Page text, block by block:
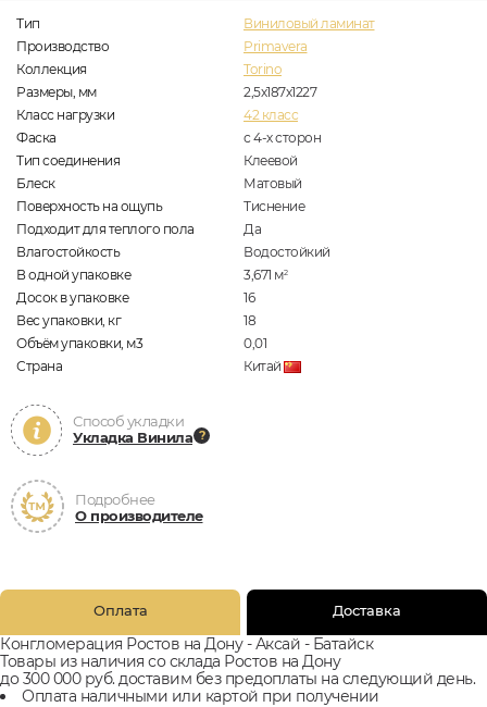
Тип
Виниловый ламинат
Производство
Primavera
Коллекция
Torino
Размеры, мм
2,5х187х1227
Класс нагрузки
42 класс
Фаска
с 4-х сторон
Тип соединения
Клеевой
Блеск
Матовый
Поверхность на ощупь
Тиснение
Подходит для теплого пола
Да
Влагостойкость
Водостойкий
В одной упаковке
3,671 м2
Досок в упаковке
16
Вес упаковки, кг
18
Объём упаковки, м3
0,01
Страна
Китай
Способ укладки
Укладка Винила
Подробнее
О производителе
Оплата Доставка
Конгломерация Ростов на Дону - Аксай - Батайск
Товары из наличия со склада Ростов на Дону
до 300 000 руб. доставим без предоплаты на следующий день.
Оплата наличными или картой при получении